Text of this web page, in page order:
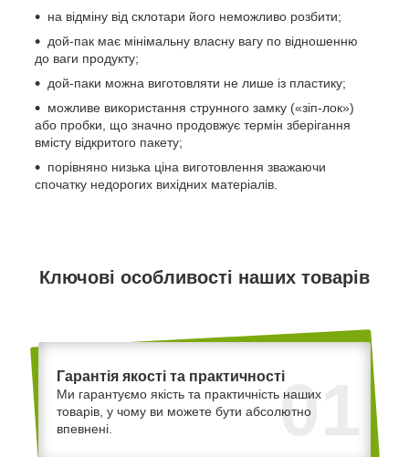
на відміну від склотари його неможливо розбити;
дой-пак має мінімальну власну вагу по відношенню
до ваги продукту;
дой-паки можна виготовляти не лише із пластику;
можливе використання струнного замку («зіп-лок»)
або пробки, що значно продовжує термін зберігання
вмісту відкритого пакету;
порівняно низька ціна виготовлення зважаючи
спочатку недорогих вихідних матеріалів.
Ключові особливості наших товарів
01
Гарантія якості та практичності
Ми гарантуємо якість та практичність наших
товарів, у чому ви можете бути абсолютно
впевнені.